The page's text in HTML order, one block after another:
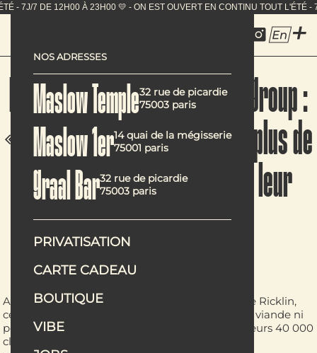
NOS ADRESSES
Maslow Temple32 rue de picardie
75003 paris
Maslow 1er14 quai de la mégisserie
75001 paris
Graal Bar32 rue de picardie
75003 paris
PRIVATISATION
CARTE CADEAU
BOUTIQUE
VIBE
En
Mehdi Favri, chef de Maslow Group :
« Notre mission est d’aider le plus de
gens possible à végétaliser leur
alimentation »
Avec ses associées Julia Chican Vernin et Marine Ricklin,
cet entrepreneur a ouvert trois restaurants sans viande ni
poisson à Paris en seulement deux ans. Parmi leurs 40 000
clients mensuels, la grande majorité n’est pas